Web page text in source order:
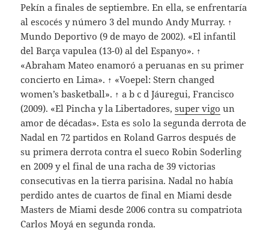
Pekín a finales de septiembre. En ella, se enfrentaría
al escocés y número 3 del mundo Andy Murray. ↑
Mundo Deportivo (9 de mayo de 2002). «El infantil
del Barça vapulea (13-0) al del Espanyo». ↑
«Abraham Mateo enamoró a peruanas en su primer
concierto en Lima». ↑ «Voepel: Stern changed
women’s basketball». ↑ a b c d Jáuregui, Francisco
(2009). «El Pincha y la Libertadores,super vigo un
amor de décadas». Esta es solo la segunda derrota de
Nadal en 72 partidos en Roland Garros después de
su primera derrota contra el sueco Robin Soderling
en 2009 y el final de una racha de 39 victorias
consecutivas en la tierra parisina. Nadal no había
perdido antes de cuartos de final en Miami desde
Masters de Miami desde 2006 contra su compatriota
Carlos Moyá en segunda ronda.